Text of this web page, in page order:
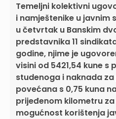
Temeljni kolektivni
i namještenike u javnim
u četvrtak u Banskim
predstavnika 11
godine, njime je
visini od 5421,54 kune s
studenoga i naknada
povećana s 0,75 kuna
prijeđenom kilometru
mogućnost korištenja